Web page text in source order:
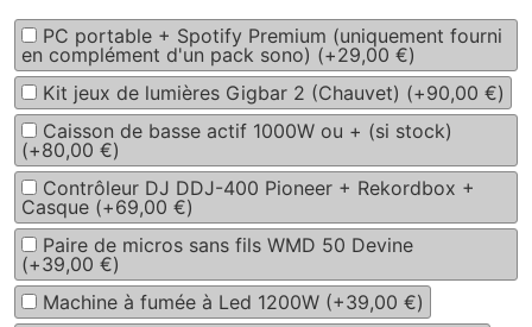
PC portable + Spotify Premium (uniquement fourni
en complément d'un pack sono) (+29,00 €)
Kit jeux de lumières Gigbar 2 (Chauvet) (+90,00 €)
Caisson de basse actif 1000W ou + (si stock)
(+80,00 €)
Contrôleur DJ DDJ-400 Pioneer + Rekordbox +
Casque (+69,00 €)
Paire de micros sans fils WMD 50 Devine
(+39,00 €)
Machine à fumée à Led 1200W (+39,00 €)